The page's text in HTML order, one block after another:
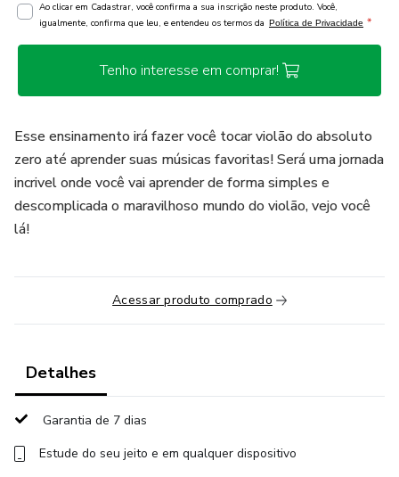
Ao clicar em Cadastrar, você confirma a sua inscrição neste produto. Você,
igualmente, confirma que leu, e entendeu os termos da Política de Privacidade *
Tenho interesse em comprar!
Esse ensinamento irá fazer você tocar violão do absoluto
zero até aprender suas músicas favoritas! Será uma jornada
incrivel onde você vai aprender de forma simples e
descomplicada o maravilhoso mundo do violão, vejo você
lá!
Acessar produto comprado
Detalhes
Garantia de 7 dias
Estude do seu jeito e em qualquer dispositivo